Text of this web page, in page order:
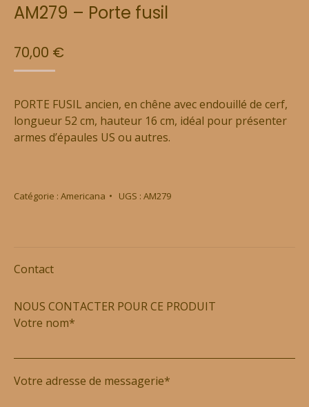
AM279 – Porte fusil
70,00 €
PORTE FUSIL ancien, en chêne avec endouillé de cerf,
longueur 52 cm, hauteur 16 cm, idéal pour présenter
armes d’épaules US ou autres.
Catégorie : Americana UGS : AM279
Contact
NOUS CONTACTER POUR CE PRODUIT
Votre nom*
Votre adresse de messagerie*